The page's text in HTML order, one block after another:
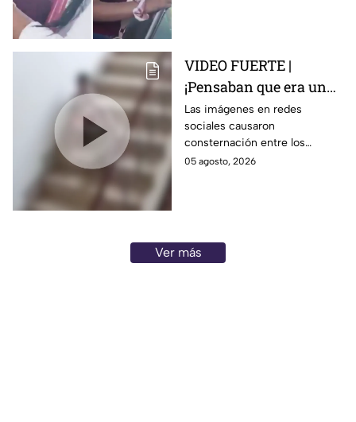
VIDEO FUERTE |
¡Pensaban que era un
monstruo! Extraño
animal at4ca a un
menor
Las imágenes en redes
sociales causaron
consternación entre los
usuarios luego que el menor
05 agosto, 2026
Ver más